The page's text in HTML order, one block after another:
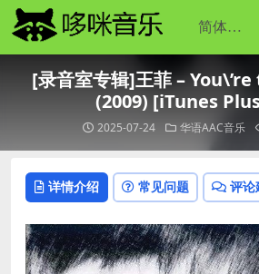
[录音室专辑]王菲 –
(2009) [iTunes
2025-07-24 华语AAC音乐
详情介绍 常见问题 评论